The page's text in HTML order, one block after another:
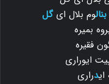
بنالوم بلال ایگل
بمیره
فقیره
ایوراری
دراری